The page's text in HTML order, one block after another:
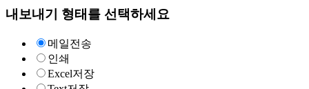
내보내기 형태를 선택하세요
메일전송
인쇄
Excel저장